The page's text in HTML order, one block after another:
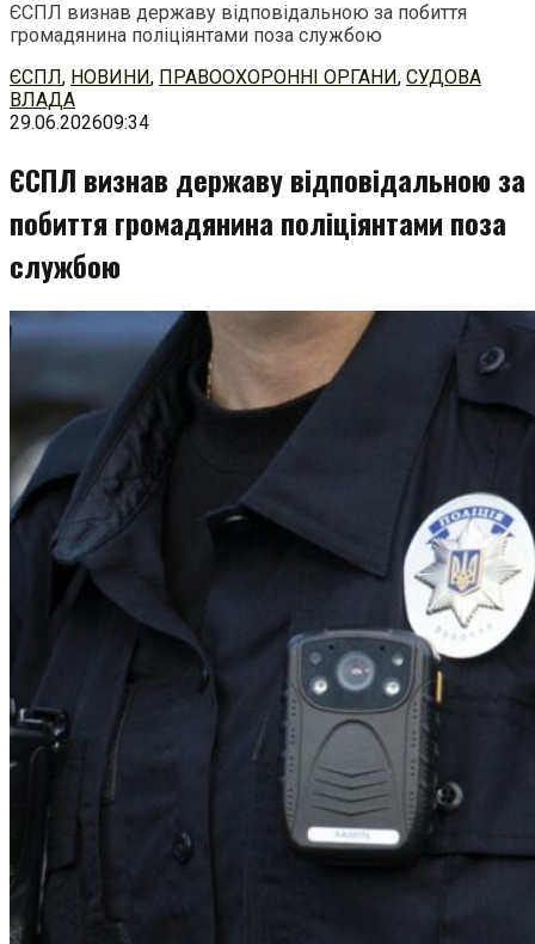
ЄСПЛ визнав державу відповідальною за побиття
громадянина поліціянтами поза службою
Перейти
до
змісту
ЄСПЛ, НОВИНИ, ПРАВООХОРОННІ ОРГАНИ, СУДОВА
ВЛАДА
29.06.202609:34
ЄСПЛ визнав державу відповідальною за
побиття громадянина поліціянтами поза
службою